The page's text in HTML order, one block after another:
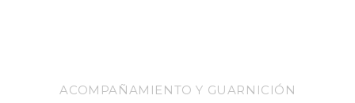
ACOMPAÑAMIENTO Y GUARNICIÓN